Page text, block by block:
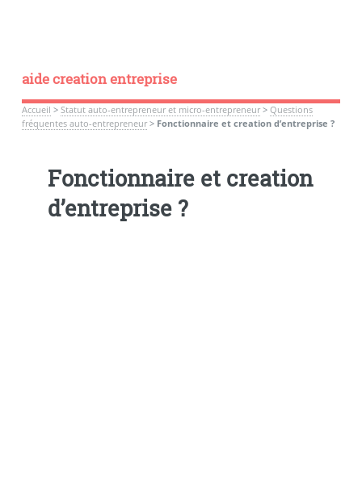
aide creation entreprise
Accueil > Statut auto-entrepreneur et micro-entrepreneur> Questions
fréquentes auto-entrepreneur> Fonctionnaire et creation d’entreprise ?
Fonctionnaire et creation
d’entreprise ?